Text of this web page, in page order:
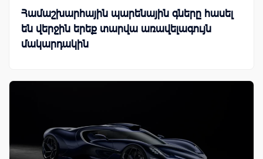
Համաշխարհային պարենային գները հասել
են վերջին երեք տարվա առավելագույն
մակարդակին